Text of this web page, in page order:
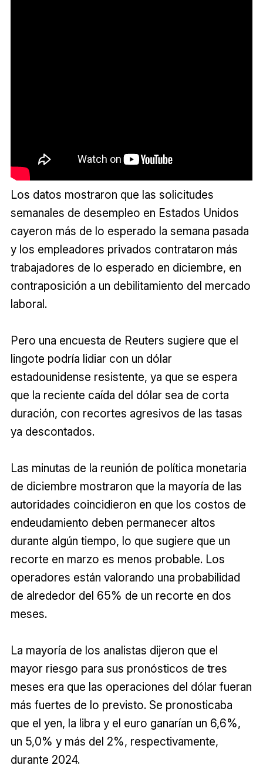
Los datos mostraron que las solicitudes
semanales de desempleo en Estados Unidos
cayeron más de lo esperado la semana pasada
y los empleadores privados contrataron más
trabajadores de lo esperado en diciembre, en
contraposición a un debilitamiento del mercado
laboral.
Pero una encuesta de Reuters sugiere que el
lingote podría lidiar con un dólar
estadounidense resistente, ya que se espera
que la reciente caída del dólar sea de corta
duración, con recortes agresivos de las tasas
ya descontados.
Las minutas de la reunión de política monetaria
de diciembre mostraron que la mayoría de las
autoridades coincidieron en que los costos de
endeudamiento deben permanecer altos
durante algún tiempo, lo que sugiere que un
recorte en marzo es menos probable. Los
operadores están valorando una probabilidad
de alrededor del 65% de un recorte en dos
meses.
La mayoría de los analistas dijeron que el
mayor riesgo para sus pronósticos de tres
meses era que las operaciones del dólar fueran
más fuertes de lo previsto. Se pronosticaba
que el yen, la libra y el euro ganarían un 6,6%,
un 5,0% y más del 2%, respectivamente,
durante 2024.